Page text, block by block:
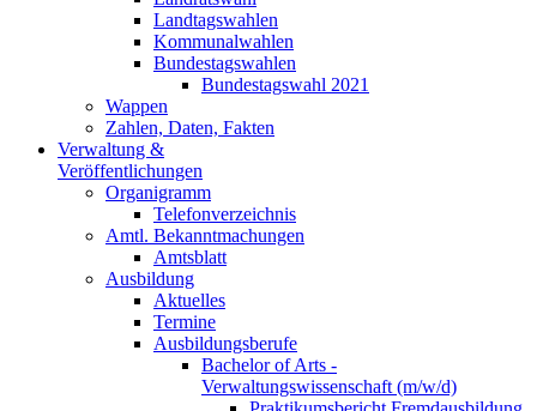
Landtagswahlen
Kommunalwahlen
Bundestagswahlen
Bundestagswahl 2021
Wappen
Zahlen, Daten, Fakten
Verwaltung &
Veröffentlichungen
Organigramm
Telefonverzeichnis
Amtl. Bekanntmachungen
Amtsblatt
Ausbildung
Aktuelles
Termine
Ausbildungsberufe
Bachelor of Arts -
Verwaltungswissenschaft (m/w/d)